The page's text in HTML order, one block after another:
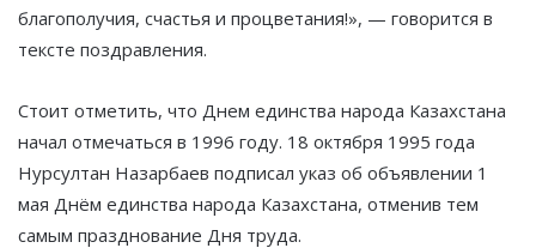
благополучия, счастья и процветания!», — говорится в
тексте поздравления.
Стоит отметить, что Днем единства народа Казахстана
начал отмечаться в 1996 году. 18 октября 1995 года
Нурсултан Назарбаев подписал указ об объявлении 1
мая Днём единства народа Казахстана, отменив тем
самым празднование Дня труда.